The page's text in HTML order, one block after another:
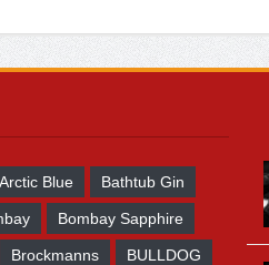
Arctic Blue Bathtub Gin
Bombay Sapphire
Brockmanns BULLDOG